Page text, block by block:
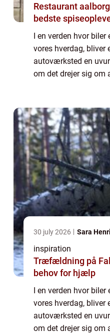
Restaurant aalborg sådan finder du de
bedste
I en verden hvor
vores hverdag, bliver
autoværksted en
om det drejer sig om
30 july 2026 Sara
inspiration
Træfældning på
behov for hjælp
I en verden hvor
vores hverdag, bliver
autoværksted en
om det drejer sig om